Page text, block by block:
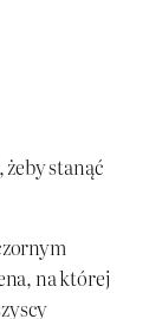
żeby stanąć
na której